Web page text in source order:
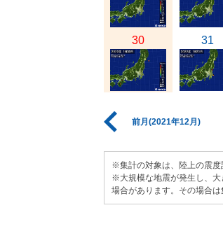
30 31
前月(2021年12月)
※集計の対象は、陸上の震度
※大規模な地震が発生し、大
場合があります。その場合は